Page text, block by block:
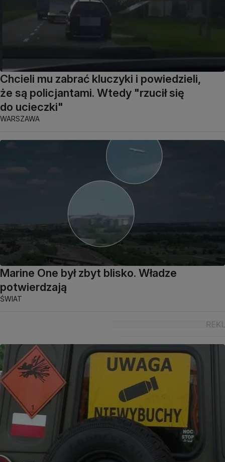
Chcieli mu zabrać kluczyki i powiedzieli,
że są policjantami. Wtedy "rzucił się
do ucieczki"
WARSZAWA
Marine One był zbyt blisko. Władze
potwierdzają
ŚWIAT